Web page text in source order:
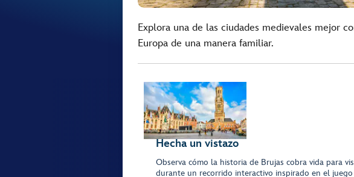
Explora una de las ciudades medievales mejor
Europa de una manera familiar.
Hecha un vistazo
Observa cómo la historia de Brujas cobra vida para
durante un recorrido interactivo inspirado en el